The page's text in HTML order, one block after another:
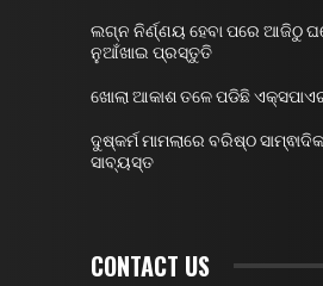
ଲଗ୍ନ ନିର୍ଣ୍ଣୟ ହେବା ପରେ ଆଜିଠୁ
ନୁଆଁଖାଇ ପ୍ରସ୍ତୁତି
ଖୋଲା ଆକାଶ ତଳେ ପଡିଛି
ଦୁଷ୍କର୍ମ ମାମଲାରେ ବରିଷ୍ଠ
ସାବ୍ୟସ୍ତ
CONTACT US